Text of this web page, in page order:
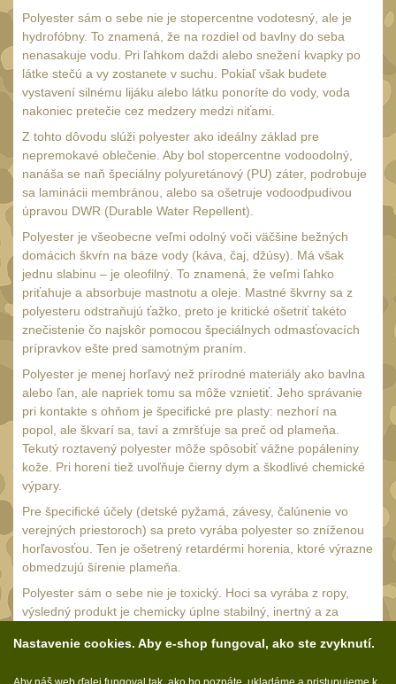
Zatváracie nože 60
S pevnou čepeľou64
Motýlikové nože
Tréningové cvičné
nože 8
Farebné nože38
Nože na krk
Záchranárske nože 36
Nože na prežitie
Multitooly12
Doplnky8
Polyester sám o sebe nie je stopercentne vodotesný, ale je
hydrofóbny. To znamená, že na rozdiel od bavlny do seba
nenasakuje vodu. Pri ľahkom daždi alebo snežení kvapky po
látke stečú a vy zostanete v suchu. Pokiaľ však budete
vystavení silnému lijáku alebo látku ponoríte do vody, voda
nakoniec pretečie cez medzery medzi niťami.
Z tohto dôvodu slúži polyester ako ideálny základ pre
nepremokavé oblečenie. Aby bol stopercentne vodoodolný,
nanáša se naň špeciálny polyuretánový (PU) záter, podrobuje
sa laminácii membránou, alebo sa ošetruje vodoodpudivou
úpravou DWR (Durable Water Repellent).
Polyester je všeobecne veľmi odolný voči väčšine bežných
domácich škvŕn na báze vody (káva, čaj, džúsy). Má však
jednu slabinu – je oleofilný. To znamená, že veľmi ľahko
priťahuje a absorbuje mastnotu a oleje. Mastné škvrny sa z
polyesteru odstraňujú ťažko, preto je kritické ošetriť takéto
znečistenie čo najskôr pomocou špeciálnych odmasťovacích
prípravkov ešte pred samotným praním.
Polyester je menej horľavý než prírodné materiály ako bavlna
alebo ľan, ale napriek tomu sa môže vznietiť. Jeho správanie
pri kontakte s ohňom je špecifické pre plasty: nezhorí na
popol, ale škvarí sa, taví a zmršťuje sa preč od plameňa.
Tekutý roztavený polyester môže spôsobiť vážne popáleniny
kože. Pri horení tiež uvoľňuje čierny dym a škodlivé chemické
výpary.
Pre špecifické účely (detské pyžamá, závesy, čalúnenie vo
verejných priestoroch) sa preto vyrába polyester so zníženou
horľavosťou. Ten je ošetrený retardérmi horenia, ktoré výrazne
obmedzujú šírenie plameňa.
Polyester sám o sebe nie je toxický. Hoci sa vyrába z ropy,
výsledný produkt je chemicky úplne stabilný, inertný a za
bezpečný pre ľudskú pokožku a nespôsobuje alergické
Nastavenie cookies. Aby e-shop fungoval, ako ste zvyknutí.